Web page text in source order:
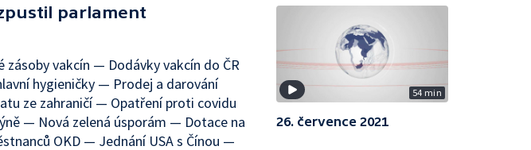
parlament
vakcín — Dodávky vakcín do ČR
hygieničky — Prodej a darování
ze zahraničí — Opatření proti covidu
— Nová zelená úsporám — Dotace na
OKD — Jednání USA s Čínou —
54 min
26. července 2021